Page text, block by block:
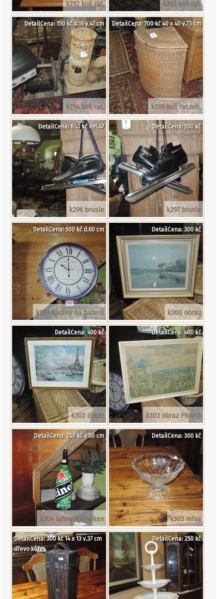
k292 koš rat. k293 koš rat.
k294 koš rat.
DetailCena: 150 kč d.16 v.47 cm
k295 koš rat.roh.
DetailCena: 700 kč 40 x 40 v.73 cm
k296 brusle
DetailCena: 850 kč vel.47
k297 brusle
DetailCena: 550 kč
k299 hodiny na baterii
DetailCena: 500 kč d.60 cm
k300 obraz
DetailCena: 300 kč
k302 obraz
DetailCena: 400 kč
k303 obraz PRAHA
DetailCena: 400 kč
k304 lahev Heineken
DetailCena: 250 kč v.50 cm
k305 mísa
DetailCena: 300 kč
DetailCena: 300 kč 14 x 13 v.37 cm
dřevo kůže
DetailCena: 250 kč